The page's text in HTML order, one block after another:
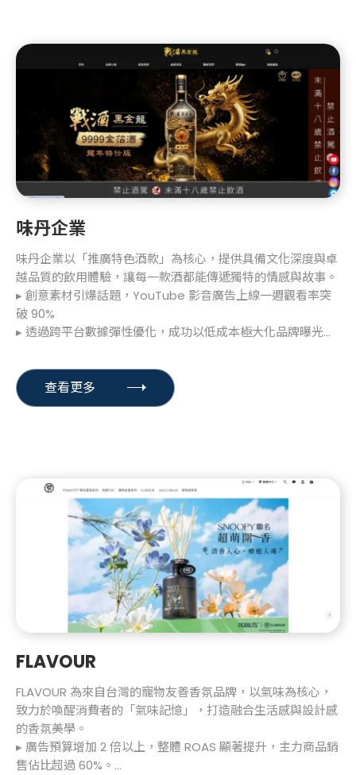
味丹企業
味丹企業以「推廣特色酒款」為核心，提供具備文化深度與卓
越品質的飲用體驗，讓每一款酒都能傳遞獨特的情感與故事。
▸ 創意素材引爆話題，YouTube 影音廣告上線一週觀看率突
破 90%
▸ 透過跨平台數據彈性優化，成功以低成本極大化品牌曝光，
查看更多
FLAVOUR
FLAVOUR 為來自台灣的寵物友善香氛品牌，以氣味為核心，
致力於喚醒消費者的「氣味記憶」，打造融合生活感與設計感
的香氛美學。
▸ 廣告預算增加 2 倍以上，整體 ROAS 顯著提升，主力商品銷
售佔比超過 60%。